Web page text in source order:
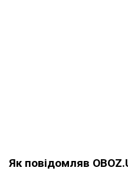
Як повідомляв